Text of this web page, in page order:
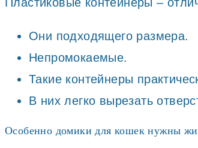
Они подходящего размера.
Непромокаемые.
Такие контейнеры
В них легко вырезать
Особенно домики для кошек нужны